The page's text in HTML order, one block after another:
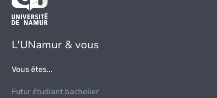
L'UNamur & vous
Vous êtes...
Futur étudiant bachelier